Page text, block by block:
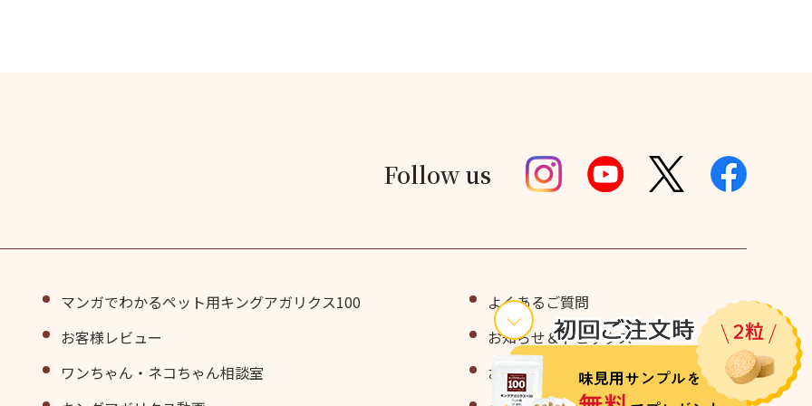
Follow us
マンガでわかるペット用キングアガリクス100
お客様レビュー
ワンちゃん・ネコちゃん相談室
よくあるご質問
お知らせ＆トピックス
お問い合わせ・味見用サンプル請求